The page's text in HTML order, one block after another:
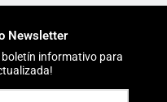
Newsletter
boletín informativo para